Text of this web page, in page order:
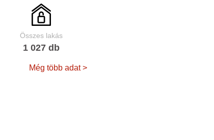
Összes lakás
1 027 db
Még több adat >